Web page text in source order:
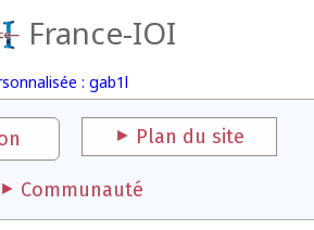
France-IOI
: gab1l
Plan du site
Communauté